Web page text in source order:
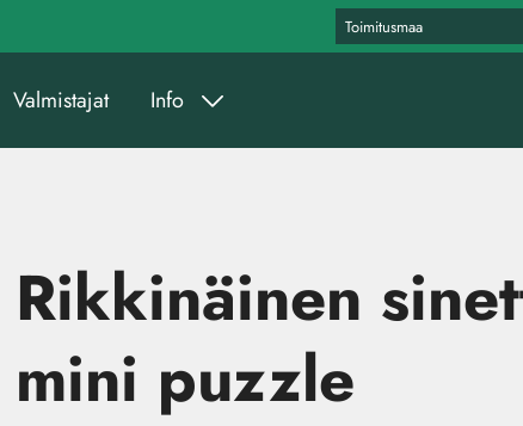
Valmistajat Info
Rikkinäinen
mini puzzle